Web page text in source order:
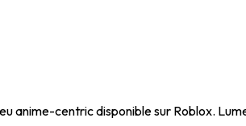
centric disponible sur Roblox.